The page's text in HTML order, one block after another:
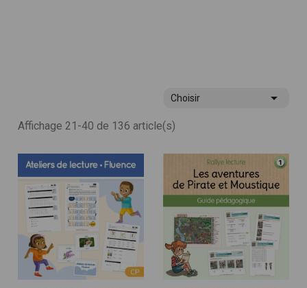
Choisir 
Affichage 21-40 de 136 article(s)